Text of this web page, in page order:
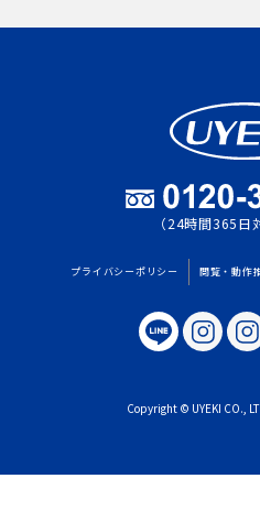
（24時間365日
プライバシーポリシー 閲覧・動作
Copyright © UYEKI CO.,